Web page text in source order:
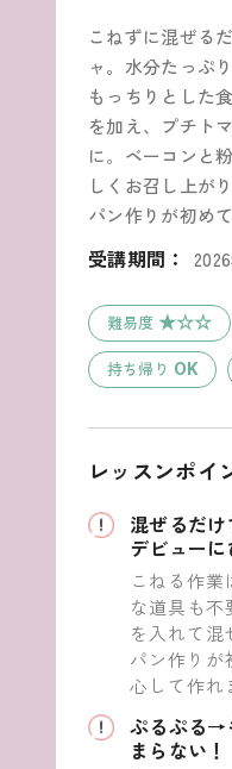
こねずに混ぜる
ャ。水分たっぷ
もっちりとした
を加え、プチト
に。ベーコンと
しくお召し上が
パン作りが初め
受講期間：
難易度 ★☆☆
持ち帰り OK
レッスンポイ
混ぜるだけ
デビューに
こねる作
な道具も不
を入れて混
パン作りが
心して作れ
ぷるぷる→
まらない！